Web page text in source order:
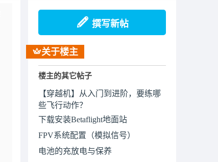
撰写新帖
关于楼主
楼主的其它帖子
【穿越机】从入门到进阶，要练哪
些飞行动作？
下载安装Betaflight地面站
FPV系统配置（模拟信号）
电池的充放电与保养